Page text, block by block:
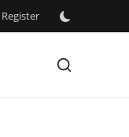
Register